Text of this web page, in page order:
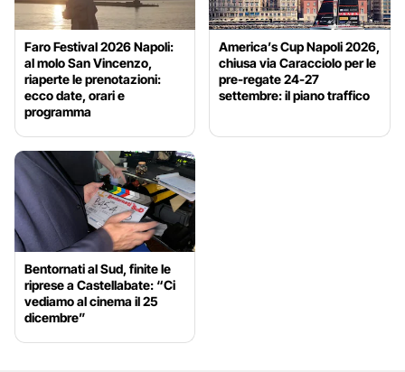
Faro Festival 2026 Napoli:
al molo San Vincenzo,
riaperte le prenotazioni:
ecco date, orari e
programma
America’s Cup Napoli 2026,
chiusa via Caracciolo per le
pre-regate 24-27
settembre: il piano traffico
Bentornati al Sud, finite le
riprese a Castellabate: “Ci
vediamo al cinema il 25
dicembre”